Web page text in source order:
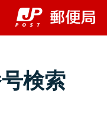
検索